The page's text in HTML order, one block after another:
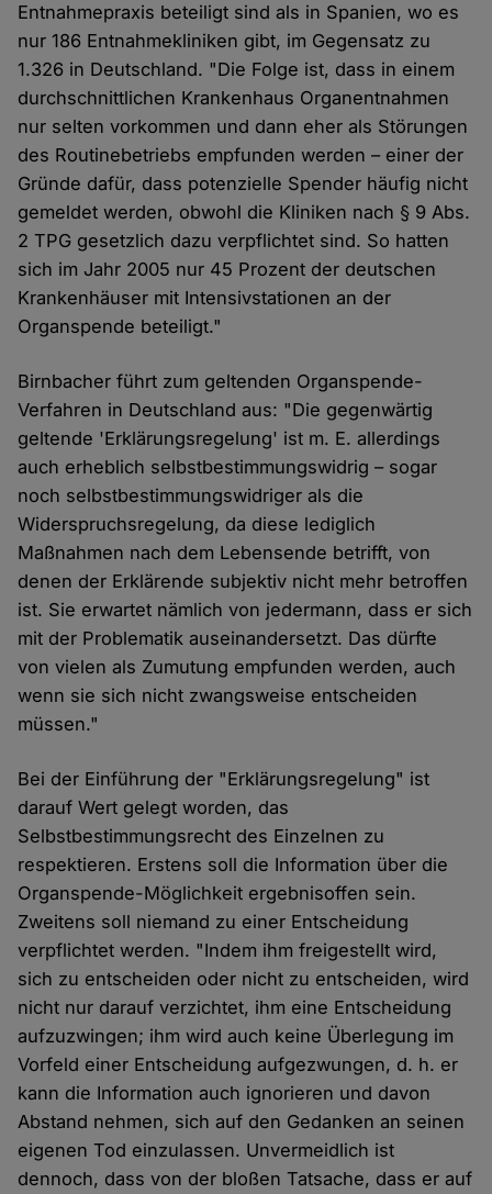
Entnahmepraxis beteiligt sind als in Spanien, wo es
nur 186 Entnahmekliniken gibt, im Gegensatz zu
1.326 in Deutschland. "Die Folge ist, dass in einem
durchschnittlichen Krankenhaus Organentnahmen
nur selten vorkommen und dann eher als Störungen
des Routinebetriebs empfunden werden – einer der
Gründe dafür, dass potenzielle Spender häufig nicht
gemeldet werden, obwohl die Kliniken nach § 9 Abs.
2 TPG gesetzlich dazu verpflichtet sind. So hatten
sich im Jahr 2005 nur 45 Prozent der deutschen
Krankenhäuser mit Intensivstationen an der
Organspende beteiligt."
Birnbacher führt zum geltenden Organspende-
Verfahren in Deutschland aus: "Die gegenwärtig
geltende 'Erklärungsregelung' ist m. E. allerdings
auch erheblich selbstbestimmungswidrig – sogar
noch selbstbestimmungswidriger als die
Widerspruchsregelung, da diese lediglich
Maßnahmen nach dem Lebensende betrifft, von
denen der Erklärende subjektiv nicht mehr betroffen
ist. Sie erwartet nämlich von jedermann, dass er sich
mit der Problematik auseinandersetzt. Das dürfte
von vielen als Zumutung empfunden werden, auch
wenn sie sich nicht zwangsweise entscheiden
müssen."
Bei der Einführung der "Erklärungsregelung" ist
darauf Wert gelegt worden, das
Selbstbestimmungsrecht des Einzelnen zu
respektieren. Erstens soll die Information über die
Organspende-Möglichkeit ergebnisoffen sein.
Zweitens soll niemand zu einer Entscheidung
verpflichtet werden. "Indem ihm freigestellt wird,
sich zu entscheiden oder nicht zu entscheiden, wird
nicht nur darauf verzichtet, ihm eine Entscheidung
aufzuzwingen; ihm wird auch keine Überlegung im
Vorfeld einer Entscheidung aufgezwungen, d. h. er
kann die Information auch ignorieren und davon
Abstand nehmen, sich auf den Gedanken an seinen
eigenen Tod einzulassen. Unvermeidlich ist
dennoch, dass von der bloßen Tatsache, dass er auf